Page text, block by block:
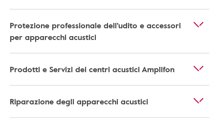
Protezione professionale dell'udito e accessori
per apparecchi acustici
Prodotti e Servizi dei centri acustici Amplifon
Riparazione degli apparecchi acustici